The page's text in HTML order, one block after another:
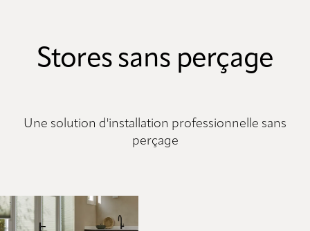
Stores sans perçage
Une solution d'installation professionnelle sans
perçage